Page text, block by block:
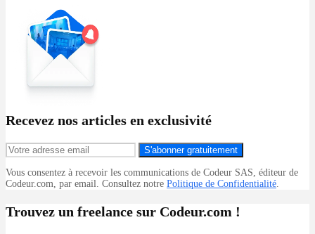
Recevez nos articles en exclusivité
S'abonner gratuitement
Vous consentez à recevoir les communications de Codeur SAS, éditeur de
Codeur.com, par email. Consultez notre Politique de Confidentialité
Trouvez un freelance sur Codeur.com !